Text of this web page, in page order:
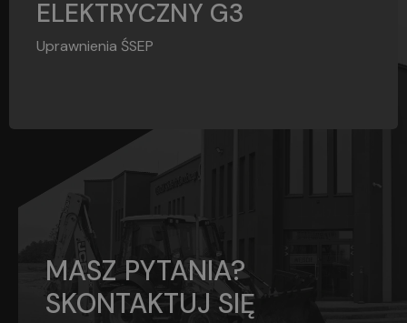
ELEKTRYCZNY G3
Uprawnienia ŚSEP
MASZ PYTANIA?
SKONTAKTUJ SIĘ